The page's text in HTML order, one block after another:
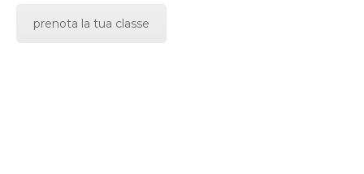
prenota la tua classe